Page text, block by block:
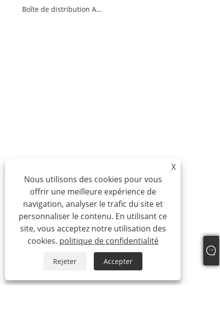
Boîte de distribution ABS 6 en 1 sortie 500 V CC
X
Nous utilisons des cookies pour vous
offrir une meilleure expérience de
navigation, analyser le trafic du site et
personnaliser le contenu. En utilisant ce
site, vous acceptez notre utilisation des
cookies. politique de confidentialité
Rejeter Accepter